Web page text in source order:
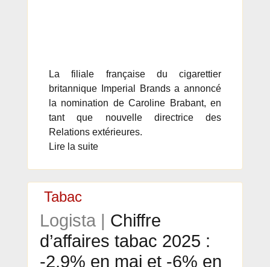
La filiale française du cigarettier
britannique Imperial Brands a annoncé
la nomination de Caroline Brabant, en
tant que nouvelle directrice des
Relations extérieures.
Lire la suite
Tabac
Logista | Chiffre
d’affaires tabac 2025 :
-2,9% en mai et -6% en